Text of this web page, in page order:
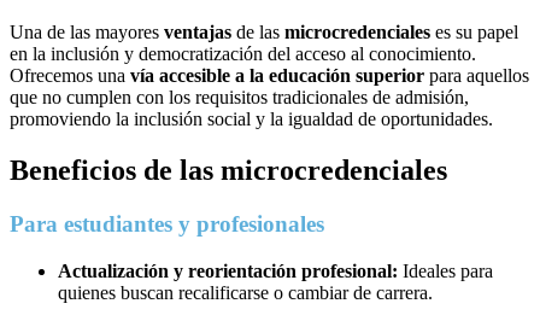
Una de las mayores ventajas de las microcredenciales es su papel
en la inclusión y democratización del acceso al conocimiento.
Ofrecemos una vía accesible a la educación superior para aquellos
que no cumplen con los requisitos tradicionales de admisión,
promoviendo la inclusión social y la igualdad de oportunidades.
Beneficios de las microcredenciales
Para estudiantes y profesionales
Actualización y reorientación profesional: Ideales para
quienes buscan recalificarse o cambiar de carrera.